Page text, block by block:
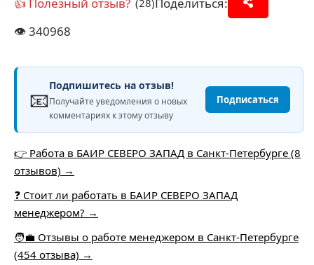
(28)
👁️340968
📧
Подпишитесь на отзыв!
Получайте уведомления о новых
комментариях к этому отзыву
Подписаться
👉 Работа в БАИР СЕВЕРО ЗАПАД в Санкт-Петербурге (8
отзывов) →
❓ Стоит ли работать в БАИР СЕВЕРО ЗАПАД
менеджером? →
🧑‍💼 Отзывы о работе менеджером в Санкт-Петербурге
(454 отзыва) →